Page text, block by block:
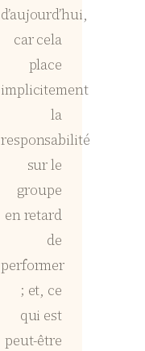
d’aujourd’hui,
car cela
place
implicitement
la
responsabilité
sur le
groupe
en retard
de
performer
; et, ce
qui est
peut-être